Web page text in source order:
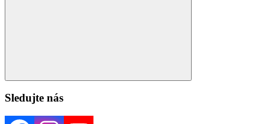
Search
Sledujte nás